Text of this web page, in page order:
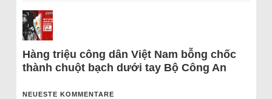
Hàng triệu công dân Việt Nam bỗng chốc
thành chuột bạch dưới tay Bộ Công An
NEUESTE KOMMENTARE